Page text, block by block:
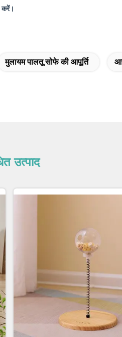
करें।
मुलायम पालतू सोफे की आपूर्ति
उत्पाद